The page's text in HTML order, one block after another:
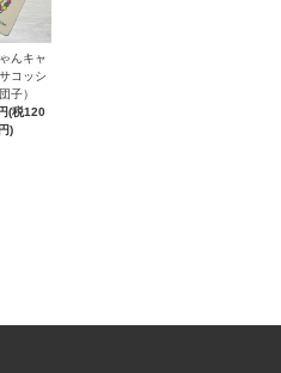
んキャ
コッシ
子）
(税120
円)